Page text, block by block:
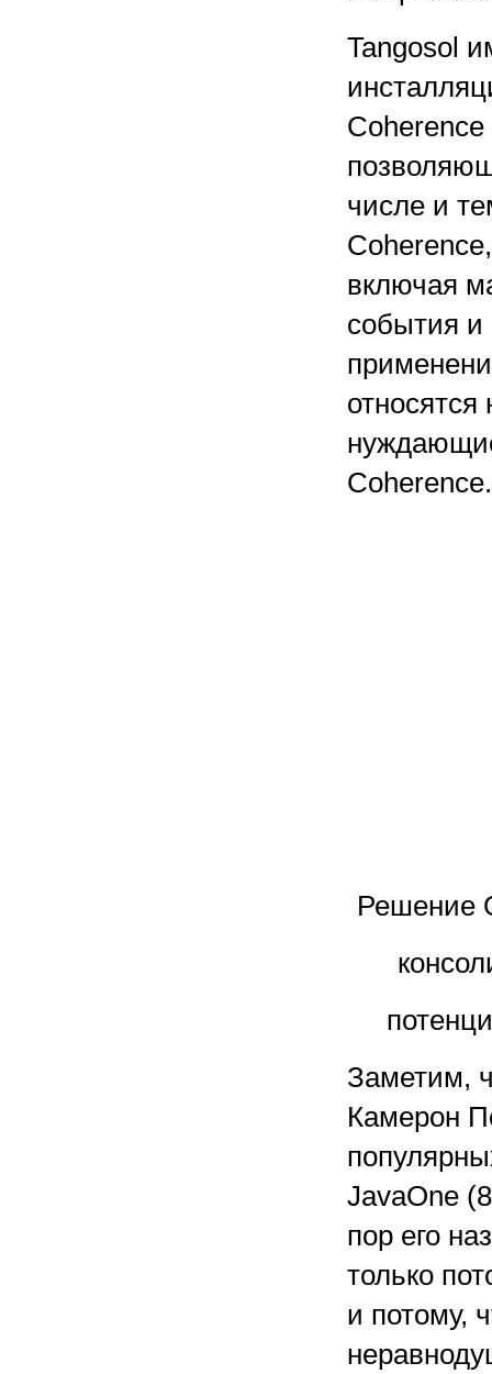
Tangosol
числе и
включая
события и
Coherence.
Решение
Заметим,
Камерон
JavaOne
пор его
только
и потому,